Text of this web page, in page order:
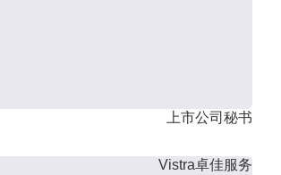
上市公司秘书
Vistra卓佳服务